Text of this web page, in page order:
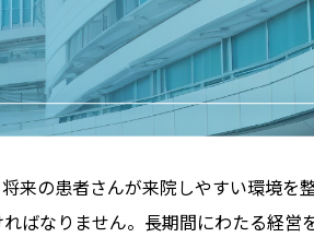
の患者さんが来院しやすい環境を
ばなりません。長期間にわたる経営